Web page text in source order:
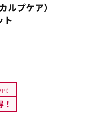
ルプケア）
）